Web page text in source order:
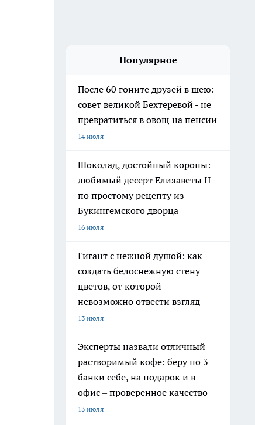
Популярное
После 60 гоните друзей в шею:
совет великой Бехтеревой - не
превратиться в овощ на пенсии
14 июля
Шоколад, достойный короны:
любимый десерт Елизаветы II
по простому рецепту из
Букингемского дворца
16 июля
Гигант с нежной душой: как
создать белоснежную стену
цветов, от которой
невозможно отвести взгляд
13 июля
Эксперты назвали отличный
растворимый кофе: беру по 3
банки себе, на подарок и в
офис – проверенное качество
13 июля